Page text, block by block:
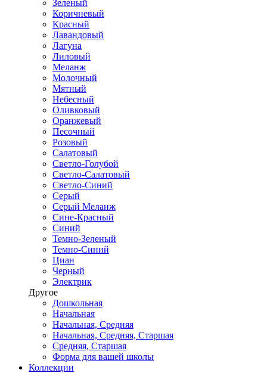
Зеленый
Коричневый
Красный
Лавандовый
Лагуна
Лиловый
Меланж
Молочный
Мятный
Небесный
Оливковый
Оранжевый
Песочный
Розовый
Салатовый
Светло-Голубой
Светло-Салатовый
Светло-Синий
Серый
Серый Меланж
Сине-Красный
Синий
Темно-Зеленый
Темно-Синий
Циан
Черный
Электрик
Другое
Дошкольная
Начальная
Начальная, Средняя
Начальная, Средняя, Старшая
Средняя, Старшая
Форма для вашей школы
Коллекции